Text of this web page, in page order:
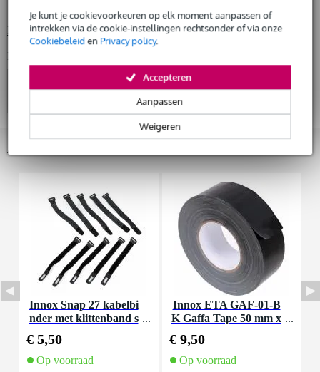
Je kunt je cookievoorkeuren op elk moment aanpassen of
intrekken via de cookie-instellingen rechtsonder of via onze
Cookiebeleiden Privacy policy.
Weigeren
Aanpassen
Accepteren
Bekijk alle productspecificaties
Innox Snap 27 kabelbi
nder met klittenband s
€ 5,50
Op voorraad
Innox ETA GAF-01-B
K Gaffa Tape 50 mm x
€ 9,50
Op voorraad